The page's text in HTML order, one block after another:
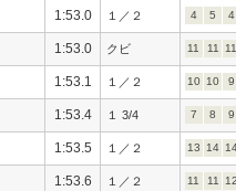
1:53.0 １／２ 4 5 4
1:53.0 クビ 11 11 11
1:53.1 １／２ 10 10 9
1:53.4 １ 3/4 7 8 9
1:53.5 １／２ 13 14
1:53.6 １／２ 11 11 12